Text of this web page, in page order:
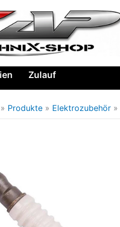
Zulauf
Produkte Elektrozubehör